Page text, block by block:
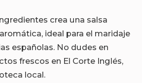
crea una salsa
ideal para el maridaje
españolas. No dudes en
frescos en El Corte Inglés,
local.